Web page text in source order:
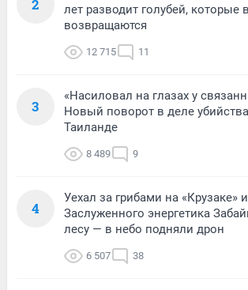
2
лет разводит голубей, которые
возвращаются
12 715 11
3
«Насиловал на глазах у
Новый поворот в деле
Таиланде
8 489 9
4
Уехал за грибами на «Крузаке»
Заслуженного энергетика
лесу — в небо подняли дрон
6 507 38